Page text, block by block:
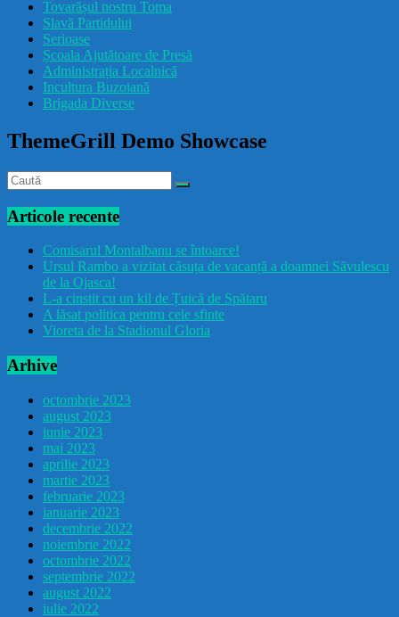
drăcușorulbuzoian
Tovarășul nostru Toma
Slavă Partidului
Serioase
Școala Ajutătoare de Presă
Administrația Localnică
Incultura Buzoiană
Brigada Diverse
ThemeGrill Demo Showcase
Articole recente
Comisarul Montalbanu se întoarce!
Ursul Rambo a vizitat căsuța de vacanță a doamnei Săvulescu
de la Ojasca!
L-a cinstit cu un kil de Țuică de Spătaru
A lăsat politica pentru cele sfinte
Vioreta de la Stadionul Gloria
Arhive
octombrie 2023
august 2023
iunie 2023
mai 2023
aprilie 2023
martie 2023
februarie 2023
ianuarie 2023
decembrie 2022
noiembrie 2022
octombrie 2022
septembrie 2022
august 2022
iulie 2022